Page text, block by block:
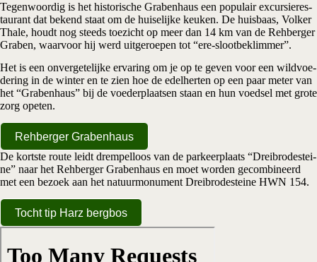
Tegen­woor­dig is het his­to­ri­sche Gra­ben­haus een popu­lair excur­sie­res­
tau­rant dat bekend staat om de hui­se­lij­ke keu­ken. De huis­baas, Vol­ker
Tha­le, houdt nog steeds toe­zicht op meer dan 14 km van de Rehber­ger
Gra­ben, waar­voor hij werd uit­ge­roe­pen tot “ere-sloot­be­klim­mer”.
Het is een onver­ge­te­lij­ke erva­ring om je op te geven voor een wild­voe­
de­ring in de win­ter en te zien hoe de edel­her­ten op een paar meter van
het “Gra­ben­haus” bij de voe­der­plaat­sen staan en hun voed­sel met gro­te
zorg opeten.
Rehber­ger Grabenhaus
De kort­ste rou­te leidt drem­pel­loos van de par­keer­plaats “Drei­bro­de­stei­
ne” naar het Rehber­ger Gra­ben­haus en moet wor­den gecom­bi­neerd
met een bezoek aan het natuur­mo­nu­ment Drei­bro­de­stei­ne HWN 154.
Tocht tip Harz bergbos